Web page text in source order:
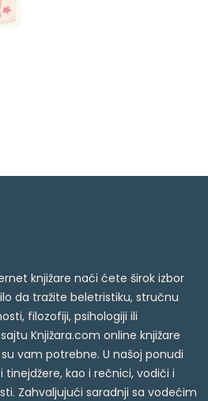
knjižare naći ćete širok izbor
da tražite beletristiku, stručnu
filozofiji, psihologiji ili
Knjižara.com online knjižare
vam potrebne. U našoj ponudi
tinejdžere, kao i rečnici, vodiči i
Zahvaljujući saradnji sa vodećim